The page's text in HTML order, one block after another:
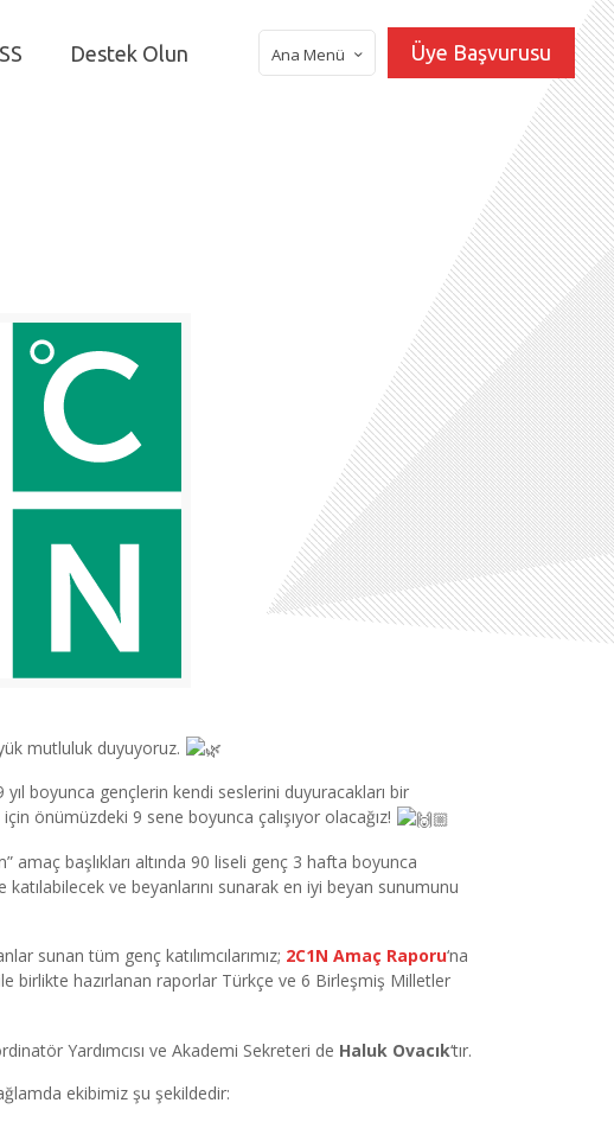
Destek Olun Ana Menü Üye Başvurusu
mutluluk duyuyoruz.
boyunca gençlerin kendi seslerini duyuracakları bir
önümüzdeki 9 sene boyunca çalışıyor olacağız!
amaç başlıkları altında 90 liseli genç 3 hafta boyunca
ve beyanlarını sunarak en iyi beyan sunumunu
sunan tüm genç katılımcılarımız; 2C1N Amaç Raporu‘na
birlikte hazırlanan raporlar Türkçe ve 6 Birleşmiş Milletler
Yardımcısı ve Akademi Sekreteri de Haluk Ovacık‘tır.
ekibimiz şu şekildedir: